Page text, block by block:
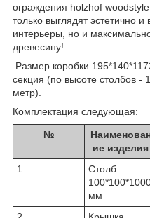
ограждения holzhof
только выглядят эстетично
интерьеры, но и
древесину!
Размер коробки
секция (по высоте столбов -
метр).
Комплектация следующая:
№
ие изделия
1
Столб
мм